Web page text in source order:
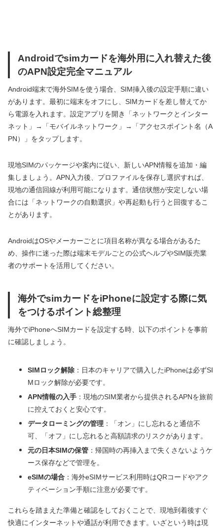
Androidでsimカードを海外用に入れ替えた後
のAPN設定完全マニュアル
Android端末で海外SIMを使う場合、SIM挿入後の設定手順に違い
があります。最初に端末をオフにし、SIMカードを差し替えてか
ら電源を入れます。設定アプリを開き「ネットワークとインター
ネット」→「モバイルネットワーク」→「アクセスポイント名（A
PN）」をタップします。
現地SIMのパッケージや案内に従い、新しいAPN情報を追加・編
集しましょう。APN入力後、プロファイルを保存し選択すれば、
現地の通信回線が利用可能になります。通信状態が安定しない場
合には「ネットワークの自動選択」や再起動も行うと回復するこ
とがあります。
AndroidはOSやメーカーごとに項目名称が異なる場合があるた
め、操作に迷った際は端末モデルごとの公式ヘルプやSIM販売業
者のサポートを活用してください。
海外でsimカードをiPhoneに設定する際に気
をつけるポイント総整理
海外でiPhoneへSIMカードを設定する時、以下のポイントを事前
に確認しましょう。
SIMロック解除 ：日本のキャリアで購入したiPhoneは必ずSI
Mロック解除が必要です。
APN情報の入手 ：現地のSIM業者から提供されるAPNを旅前
に控えておくと安心です。
データローミングの管理 ：「オン」にし忘れると通信不
可、「オフ」にし忘れると高額請求のリスクがあります。
元の日本SIMの保管 ：帰国時の再挿入まで失くさないようケ
ース保存などで管理を。
eSIMの場合 ：海外eSIMサービス利用時はQRコードやアク
ティベーション手順に注意が必要です。
これらを踏まえた準備と確認をしておくことで、現地到着後すぐ
快適にインターネットや通話が利用できます。いざという時は現